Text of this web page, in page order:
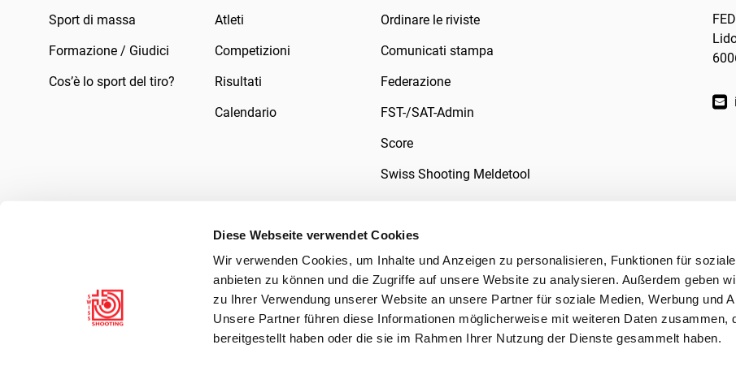
Diese Webseite verwendet Cookies
Wir verwenden Cookies, um Inhalte und Anzeigen zu personalisieren, Funktionen für
anbieten zu können und die Zugriffe auf unsere Website zu analysieren. Außerdem geben
zu Ihrer Verwendung unserer Website an unsere Partner für soziale Medien, Werbung und
Unsere Partner führen diese Informationen möglicherweise mit weiteren Daten zusammen,
bereitgestellt haben oder die sie im Rahmen Ihrer Nutzung der Dienste gesammelt haben.
Sport di massa
Formazione / Giudici
Cos’è lo sport del tiro?
Atleti
Competizioni
Risultati
Calendario
Ordinare le riviste
Comunicati stampa
Federazione
FST-/SAT-Admin
Score
Swiss Shooting Meldetool
Informativa sulla privacy